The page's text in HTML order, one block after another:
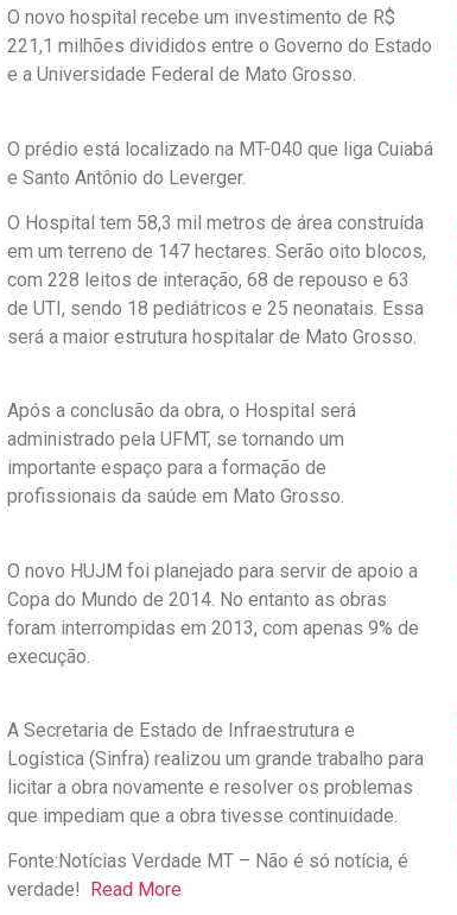
O novo hospital recebe um investimento de R$
221,1 milhões divididos entre o Governo do Estado
e a Universidade Federal de Mato Grosso.
O prédio está localizado na MT-040 que liga Cuiabá
e Santo Antônio do Leverger.
O Hospital tem 58,3 mil metros de área construída
em um terreno de 147 hectares. Serão oito blocos,
com 228 leitos de interação, 68 de repouso e 63
de UTI, sendo 18 pediátricos e 25 neonatais. Essa
será a maior estrutura hospitalar de Mato Grosso.
Após a conclusão da obra, o Hospital será
administrado pela UFMT, se tornando um
importante espaço para a formação de
profissionais da saúde em Mato Grosso.
O novo HUJM foi planejado para servir de apoio a
Copa do Mundo de 2014. No entanto as obras
foram interrompidas em 2013, com apenas 9% de
execução.
A Secretaria de Estado de Infraestrutura e
Logística (Sinfra) realizou um grande trabalho para
licitar a obra novamente e resolver os problemas
que impediam que a obra tivesse continuidade.
Fonte:Notícias Verdade MT – Não é só notícia, é
verdade!
Read More